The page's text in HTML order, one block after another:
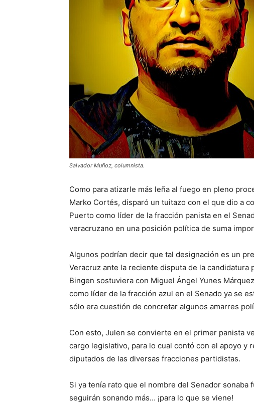
Salvador Muñoz, columnista.
Como para atizarle más leña al fuego en pleno
Marko Cortés, disparó un tuitazo con el que dio a
Puerto como líder de la fracción panista en el
veracruzano en una posición política de suma
Algunos podrían decir que tal designación es un
Veracruz ante la reciente disputa de la
Bingen sostuviera con Miguel Ángel Yunes
como líder de la fracción azul en el Senado ya se
sólo era cuestión de concretar algunos amarres
Con esto, Julen se convierte en el primer panista
cargo legislativo, para lo cual contó con el apoyo y
diputados de las diversas fracciones partidistas.
Si ya tenía rato que el nombre del Senador
seguirán sonando más… ¡para lo que se viene!